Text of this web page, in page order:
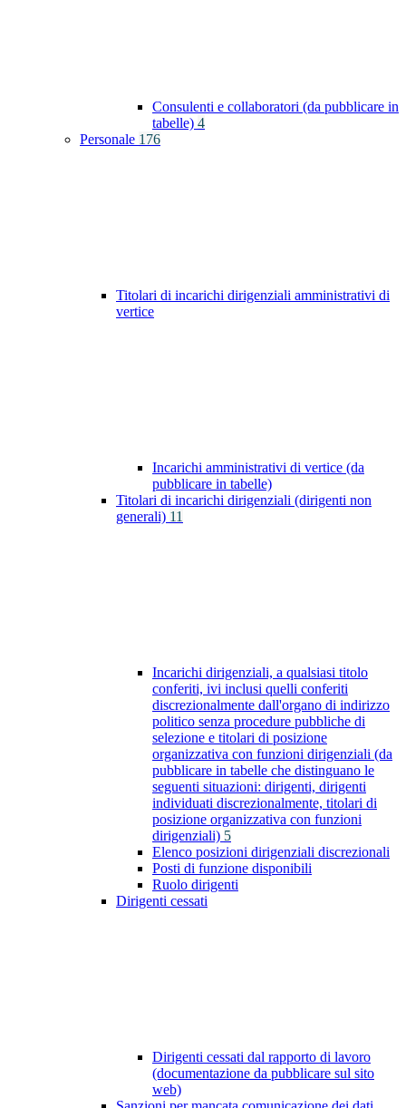
Consulenti e collaboratori (da pubblicare in
tabelle) 4
Personale 176
Titolari di incarichi dirigenziali amministrativi di
vertice
Incarichi amministrativi di vertice (da
pubblicare in tabelle)
Titolari di incarichi dirigenziali (dirigenti non
generali) 11
Incarichi dirigenziali, a qualsiasi titolo
conferiti, ivi inclusi quelli conferiti
discrezionalmente dall'organo di indirizzo
politico senza procedure pubbliche di
selezione e titolari di posizione
organizzativa con funzioni dirigenziali (da
pubblicare in tabelle che distinguano le
seguenti situazioni: dirigenti, dirigenti
individuati discrezionalmente, titolari di
posizione organizzativa con funzioni
dirigenziali) 5
Elenco posizioni dirigenziali discrezionali
Posti di funzione disponibili
Ruolo dirigenti
Dirigenti cessati
Dirigenti cessati dal rapporto di lavoro
(documentazione da pubblicare sul sito
web)